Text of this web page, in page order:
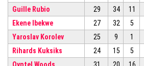
Guille Rubio
29 34 11
Ekene Ibekwe
27 32 5
Yaroslav Korolev
25 9 1
Rihards Kuksiks
24 15 5